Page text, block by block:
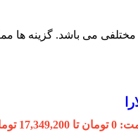
مختلفی می باشد. گزینه
تومان